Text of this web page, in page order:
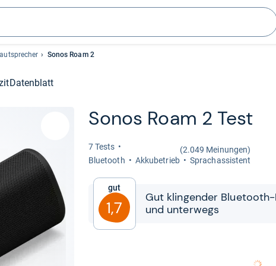
Sonos Roam 2
Datenblatt
Sonos Roam 2 Test
7 Tests
(2.049 Meinungen)
Blue­tooth
Akku­be­trieb Sprachas­sis­tent
Gut
1,7
Gut klin­gen­der
und unter­wegs